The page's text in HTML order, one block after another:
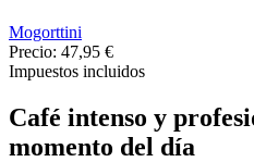
Mogorttini
Precio: 47,95 €
Impuestos incluidos
Café intenso y
momento del día